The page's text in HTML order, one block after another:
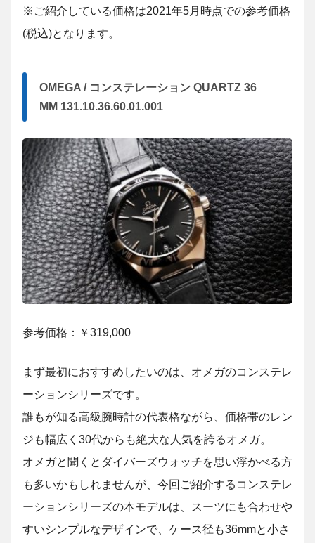
※ご紹介している価格は2021年5月時点での参考価格
(税込)となります。
OMEGA / コンステレーション QUARTZ 36
MM 131.10.36.60.01.001
参考価格：￥319,000
まず最初におすすめしたいのは、オメガのコンステレ
ーションシリーズです。
誰もが知る高級腕時計の代表格ながら、価格帯のレン
ジも幅広く30代からも絶大な人気を誇るオメガ。
オメガと聞くとダイバーズウォッチを思い浮かべる方
も多いかもしれませんが、今回ご紹介するコンステレ
ーションシリーズの本モデルは、スーツにも合わせや
すいシンプルなデザインで、ケース径も36mmと小さ